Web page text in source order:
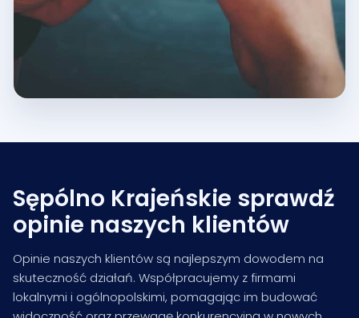
Sępólno Krajeńskie sprawdź
opinie naszych klientów
Opinie naszych klientów są najlepszym dowodem na
skuteczność działań. Współpracujemy z firmami
lokalnymi i ogólnopolskimi, pomagając im budować